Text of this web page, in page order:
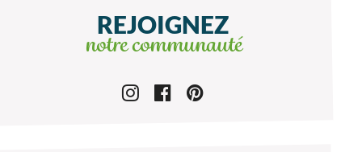
REJOIGNEZ
notre communauté